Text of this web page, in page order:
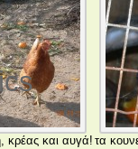
κρέας και αυγά! τα